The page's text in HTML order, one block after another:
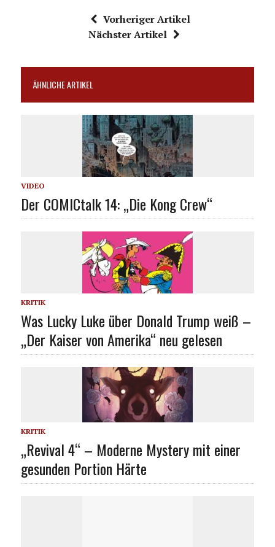
Vorheriger Artikel
Nächster Artikel
ÄHNLICHE ARTIKEL
VIDEO
Der COMICtalk 14: „Die Kong Crew“
KRITIK
Was Lucky Luke über Donald Trump weiß –
„Der Kaiser von Amerika“ neu gelesen
KRITIK
„Revival 4“ – Moderne Mystery mit einer
gesunden Portion Härte